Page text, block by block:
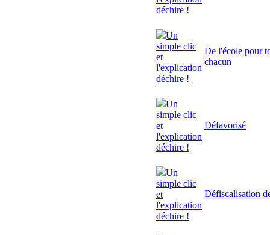
déchire !
Un
simple clic
et
l'explication
déchire !
De l'école pour
chacun
Un
simple clic
et
l'explication
déchire !
Défavorisé
Un
simple clic
et
l'explication
déchire !
Défiscalisation